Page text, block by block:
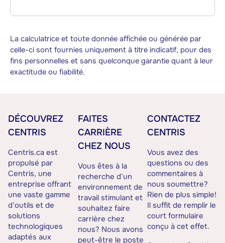
La calculatrice et toute donnée affichée ou générée par
celle-ci sont fournies uniquement à titre indicatif, pour des
fins personnelles et sans quelconque garantie quant à leur
exactitude ou fiabilité.
DÉCOUVREZ
CENTRIS
Centris.ca est
propulsé par
Centris, une
entreprise offrant
une vaste gamme
d’outils et de
solutions
technologiques
adaptés aux
FAITES
CARRIÈRE
CHEZ NOUS
Vous êtes à la
recherche d’un
environnement de
travail stimulant et
souhaitez faire
carrière chez
nous? Nous avons
peut-être le poste
CONTACTEZ
CENTRIS
Vous avez des
questions ou des
commentaires à
nous soumettre?
Rien de plus simple!
Il suffit de remplir le
court formulaire
conçu à cet effet.